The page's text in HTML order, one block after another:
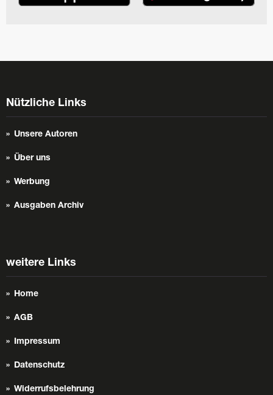
Nützliche Links
Unsere Autoren
Über uns
Werbung
Ausgaben Archiv
weitere Links
Home
AGB
Impressum
Datenschutz
Widerrufsbelehrung